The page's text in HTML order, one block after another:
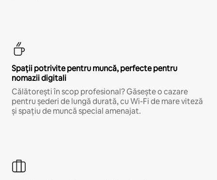
Spații potrivite pentru muncă, perfecte pentru
nomazii digitali
Călătorești în scop profesional? Găsește o cazare
pentru șederi de lungă durată, cu Wi-Fi de mare viteză
și spațiu de muncă special amenajat.